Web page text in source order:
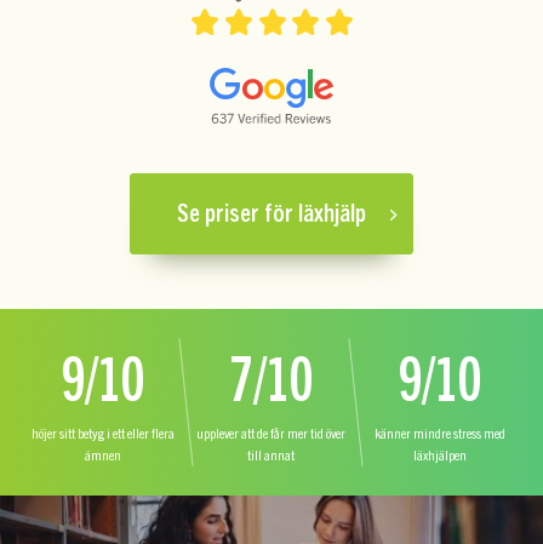
Se priser för läxhjälp
9/10
höjer sitt betyg i ett eller flera
ämnen
7/10
upplever att de får mer tid över
till annat
9/10
känner mindre stress med
läxhjälpen